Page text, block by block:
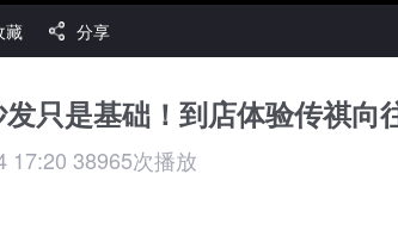
藏 分享
只是基础！到店体验传祺向
17:20 38965次播放